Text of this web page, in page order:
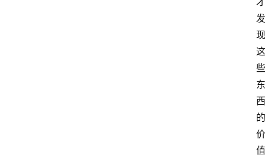
发
现
这
些
东
西
的
价
值